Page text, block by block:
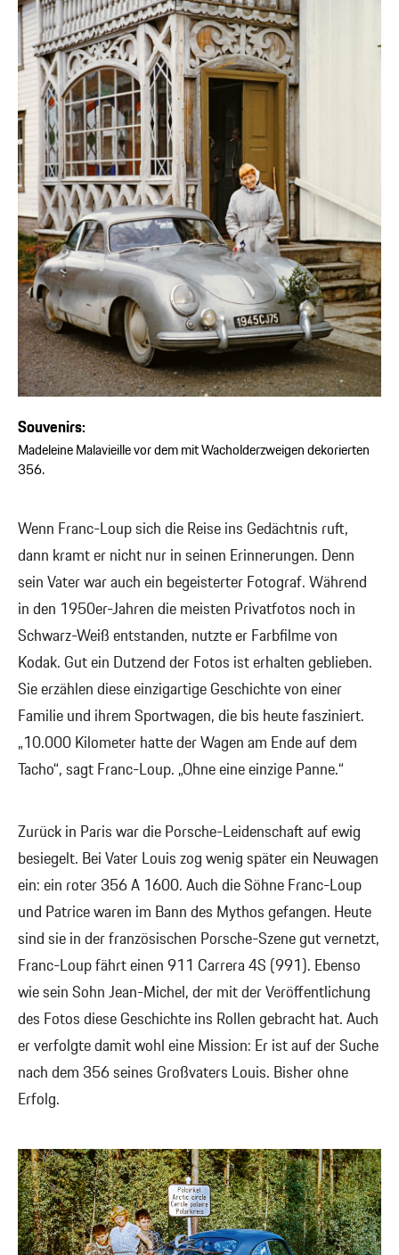
Souvenirs:
Madeleine Malavieille vor dem mit Wacholderzweigen dekorierten
356.
Wenn Franc-Loup sich die Reise ins Gedächtnis ruft,
dann kramt er nicht nur in seinen Erinnerungen. Denn
sein Vater war auch ein begeisterter Fotograf. Während
in den 1950er-Jahren die meisten Privatfotos noch in
Schwarz-Weiß entstanden, nutzte er Farbfilme von
Kodak. Gut ein Dutzend der Fotos ist erhalten geblieben.
Sie erzählen diese einzigartige Geschichte von einer
Familie und ihrem Sportwagen, die bis heute fasziniert.
„10.000 Kilometer hatte der Wagen am Ende auf dem
Tacho“, sagt Franc-Loup. „Ohne eine einzige Panne.“
Zurück in Paris war die Porsche-Leidenschaft auf ewig
besiegelt. Bei Vater Louis zog wenig später ein Neuwagen
ein: ein roter 356 A 1600. Auch die Söhne Franc-Loup
und Patrice waren im Bann des Mythos gefangen. Heute
sind sie in der französischen Porsche-Szene gut vernetzt,
Franc-Loup fährt einen 911 Carrera 4S (991). Ebenso
wie sein Sohn Jean-Michel, der mit der Veröffentlichung
des Fotos diese Geschichte ins Rollen gebracht hat. Auch
er verfolgte damit wohl eine Mission: Er ist auf der Suche
nach dem 356 seines Großvaters Louis. Bisher ohne
Erfolg.